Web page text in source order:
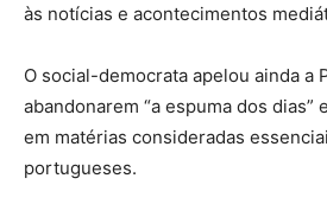
às notícias e acontecimentos
O social-democrata apelou ainda a
abandonarem “a espuma dos dias”
em matérias consideradas
portugueses.